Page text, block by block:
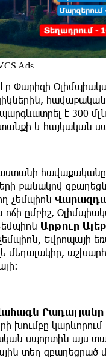
էր Փարիզի
է 300
և հայկական
հավաքականը
քանակով
չեմպիոն
ոճի ըմբիշ,
Արթուր
Եվրոպայի
մեդալակիր,
Բադալյանը
խումբը
սպորտին այս
տեղ զբաղեցրած